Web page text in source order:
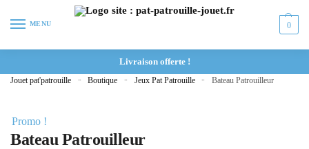
MENU 0
Livraison offerte !
Jouet pat'patrouille » Boutique » Jeux Pat Patrouille » Bateau Patrouilleur
Promo !
Bateau Patrouilleur